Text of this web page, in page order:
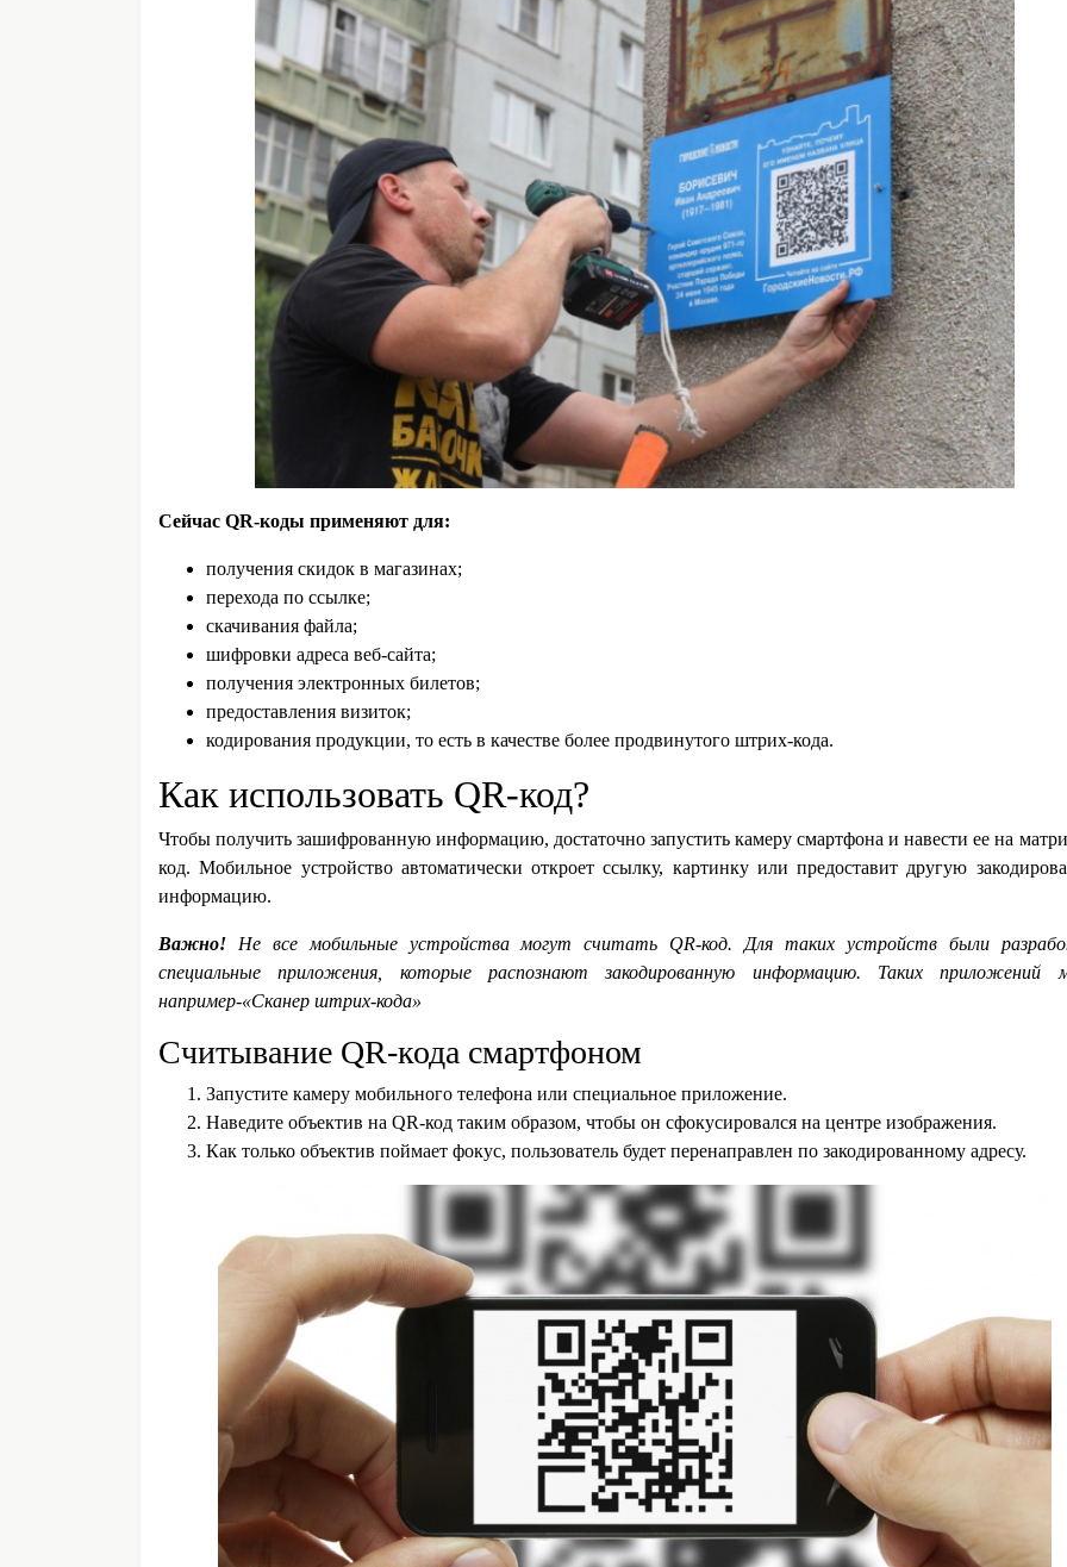
Сейчас QR-коды применяют для:
получения скидок в магазинах;
перехода по ссылке;
скачивания файла;
шифровки адреса веб-сайта;
получения электронных билетов;
предоставления визиток;
кодирования продукции, то есть в качестве более продвинутого штрих-кода.
Как использовать QR-код?
Чтобы получить зашифрованную информацию, достаточно запустить камеру смартфона и навести ее на
код. Мобильное устройство автоматически откроет ссылку, картинку или предоставит другую
информацию.
Важно!
Не все мобильные устройства могут считать QR-код. Для таких устройств были
специальные приложения, которые распознают закодированную информацию. Таких приложений
например-«Сканер штрих-кода»
Считывание QR-кода смартфоном
Запустите камеру мобильного телефона или специальное приложение.
Наведите объектив на QR-код таким образом, чтобы он сфокусировался на центре изображения.
Как только объектив поймает фокус, пользователь будет перенаправлен по закодированному адресу.